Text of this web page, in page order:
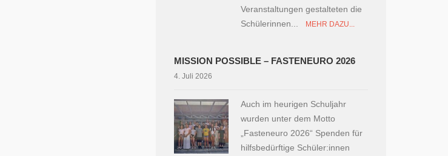
Veranstaltungen gestalteten die
Schülerinnen...
MEHR DAZU...
MISSION POSSIBLE – FASTENEURO 2026
4. Juli 2026
Auch im heurigen Schuljahr
wurden unter dem Motto
„Fasteneuro 2026“ Spenden für
hilfsbedürftige Schüler:innen